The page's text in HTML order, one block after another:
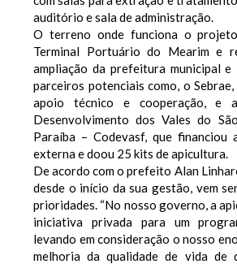
auditório e sala de administração.
O terreno onde funciona o
Terminal Portuário do Mearim e
ampliação da prefeitura municipal e
parceiros potenciais como, o
apoio técnico e cooperação, e
Desenvolvimento dos Vales do
Paraíba – Codevasf, que financiou
externa e doou 25 kits de apicultura.
De acordo com o prefeito Alan
desde o início da sua gestão, vem
prioridades. “No nosso governo, a
iniciativa privada para um
levando em consideração o nosso
melhoria da qualidade de vida de